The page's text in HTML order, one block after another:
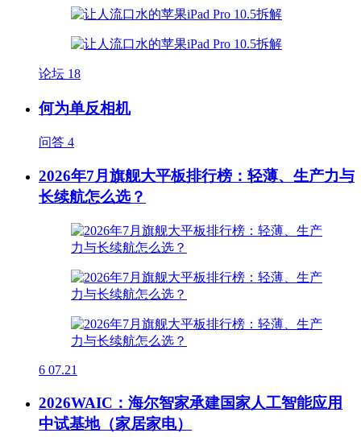
论坛 18
何为单反相机
问答 4
2026年7月旗舰大平板排行榜：轻薄、生产力与
长续航怎么选？
6 07.21
2026WAIC：海尔智家承建国家人工智能应用
中试基地（家居家电）